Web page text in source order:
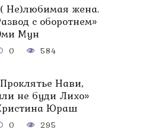
Не)любимая жена.
с оборотнем»
Мун
0 584
Нави,
не буди Лихо»
Юраш
0 295